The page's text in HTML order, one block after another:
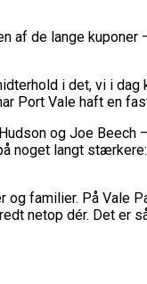
af de lange kuponer
i det, vi i dag
Port Vale haft en
og Joe Beech
noget langt
familier. På Vale
netop dér. Det er